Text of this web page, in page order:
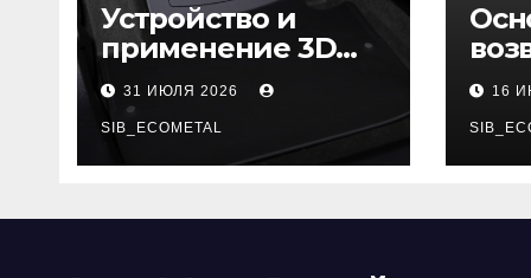
Устройство и
применение 3D
автомобильных
ковриков
31 ИЮЛЯ 2026
SIB_ECOMETAL
16